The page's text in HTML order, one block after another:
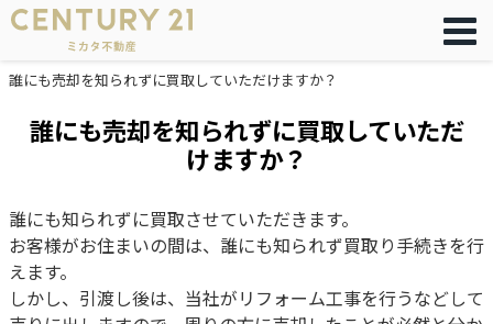
誰にも売却を知られずに買取していただけますか？
誰にも売却を知られずに買取していただ
けますか？
誰にも知られずに買取させていただきます。
お客様がお住まいの間は、誰にも知られず買取り手続きを行
えます。
しかし、引渡し後は、当社がリフォーム工事を行うなどして